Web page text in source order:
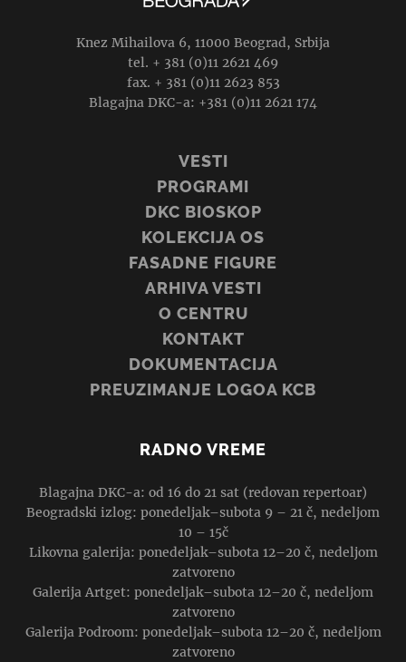
Knez Mihailova 6, 11000 Beograd, Srbija
tel. + 381 (0)11 2621 469
fax. + 381 (0)11 2623 853
Blagajna DKC-a: +381 (0)11 2621 174
VESTI
PROGRAMI
DKC BIOSKOP
KOLEKCIJA OS
FASADNE FIGURE
ARHIVA VESTI
O CENTRU
KONTAKT
DOKUMENTACIJA
PREUZIMANJE LOGOA KCB
RADNO VREME
Blagajna DKC-a: od 16 do 21 sat (redovan repertoar)
Beogradski izlog: ponedeljak–subota 9 – 21 č, nedeljom
10 – 15č
Likovna galerija: ponedeljak–subota 12–20 č, nedeljom
zatvoreno
Galerija Artget: ponedeljak–subota 12–20 č, nedeljom
zatvoreno
Galerija Podroom: ponedeljak–subota 12–20 č, nedeljom
zatvoreno